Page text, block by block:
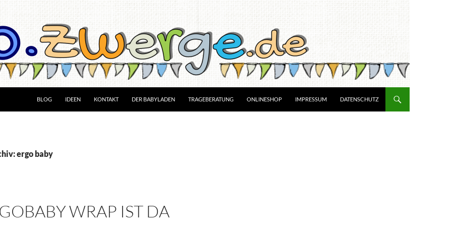
BLOG IDEEN KONTAKT DER BABYLADEN TRAGEBERATUNG ONLINESHOP IMPRESSUM DATENSCHUTZ
ergo baby
WRAP IST DA